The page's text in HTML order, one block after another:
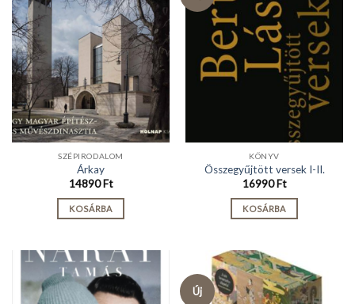
SZÉPIRODALOM
Árkay
14890Ft
KOSÁRBA
KÖNYV
Összegyűjtött versek I-II.
16990Ft
KOSÁRBA
Új